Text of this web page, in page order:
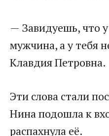
— Завидуешь, что
мужчина, а у тебя
Клавдия Петровна.
Эти слова стали
Нина подошла к
распахнула её.